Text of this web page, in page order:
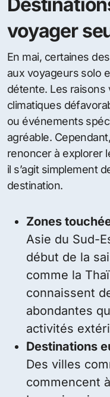
voyager
En mai, certaines
aux voyageurs solo
détente. Les
climatiques
ou événements
agréable.
renoncer à explorer
il s’agit simplement
destination.
Zones
Asie du Sud-
début de la
comme la
connaissent
abondantes
activités
Destinations
Des villes
commencent